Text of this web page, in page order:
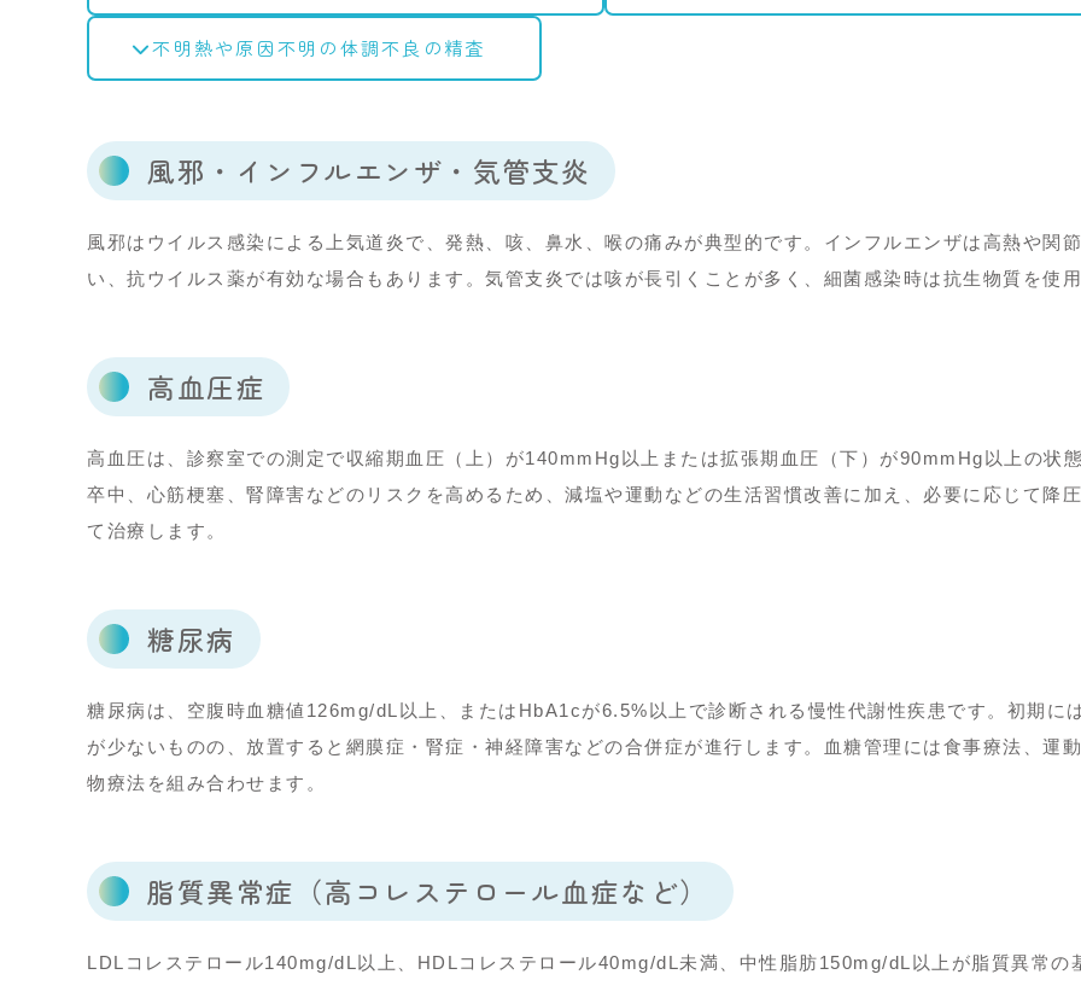
不明熱や原因不明の体調不良の精査
風邪・インフルエンザ・気管支炎
風邪はウイルス感染による上気道炎で、発熱、咳、鼻水、喉の痛みが典型的です。インフルエンザは高熱や関
い、抗ウイルス薬が有効な場合もあります。気管支炎では咳が長引くことが多く、細菌感染時は抗生物質を使
高血圧症
高血圧は、診察室での測定で収縮期血圧（上）が140mmHg以上または拡張期血圧（下）が90mmHg以上の状
卒中、心筋梗塞、腎障害などのリスクを高めるため、減塩や運動などの生活習慣改善に加え、必要に応じて降
て治療します。
糖尿病
糖尿病は、空腹時血糖値126mg/dL以上、またはHbA1cが6.5%以上で診断される慢性代謝性疾患です。初期に
が少ないものの、放置すると網膜症・腎症・神経障害などの合併症が進行します。血糖管理には食事療法、運
物療法を組み合わせます。
脂質異常症 （高コレステロール血症など）
LDLコレステロール140mg/dL以上、HDLコレステロール40mg/dL未満、中性脂肪150mg/dL以上が脂質異常の